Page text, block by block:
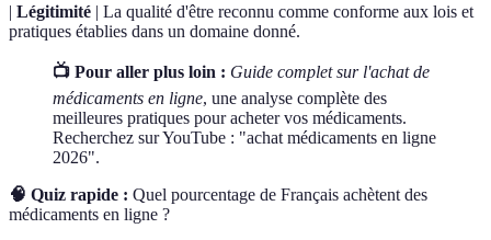
| Légitimité | La qualité d'être reconnu comme conforme aux lois et
pratiques établies dans un domaine donné.
📺 Pour aller plus loin : Guide complet sur l'achat de
médicaments en ligne, une analyse complète des
meilleures pratiques pour acheter vos médicaments.
Recherchez sur YouTube : "achat médicaments en ligne
2026".
🧠 Quiz rapide : Quel pourcentage de Français achètent des
médicaments en ligne ?